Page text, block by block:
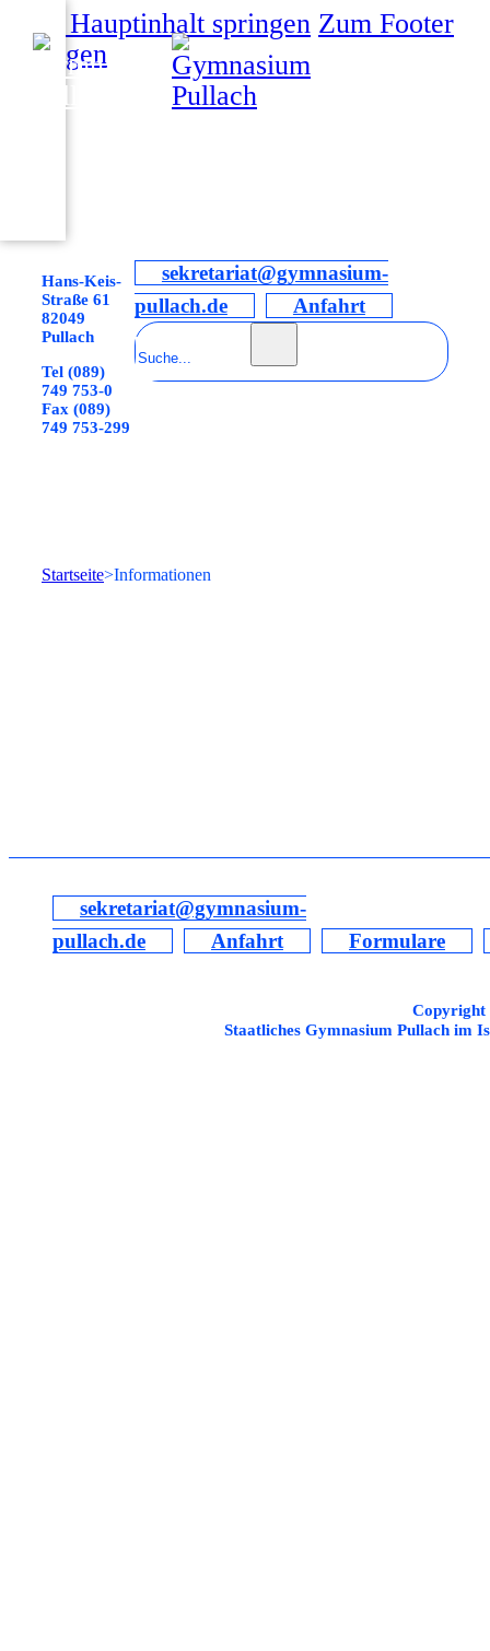
Zum Hauptinhalt springen Zum Footer
springen
Hans-Keis-
Straße 61
82049
Pullach
Tel (089)
749 753-0
Fax (089)
749 753-299
sekretariat@gymnasium-
pullach.de
Anfahrt
Suchen
Startseite Informationen
sekretariat@gymnasium-
pullach.de
Anfahrt Formulare
Copyright
Staatliches Gymnasium Pullach im